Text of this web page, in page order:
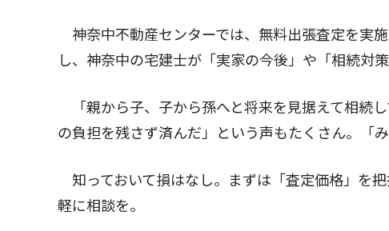
神奈中不動産センターでは、無料出張査定を実
し、神奈中の宅建士が「実家の今後」や「相続対
「親から子、子から孫へと将来を見据えて相続
の負担を残さず済んだ」という声もたくさん。「
知っておいて損はなし。まずは「査定価格」を
軽に相談を。